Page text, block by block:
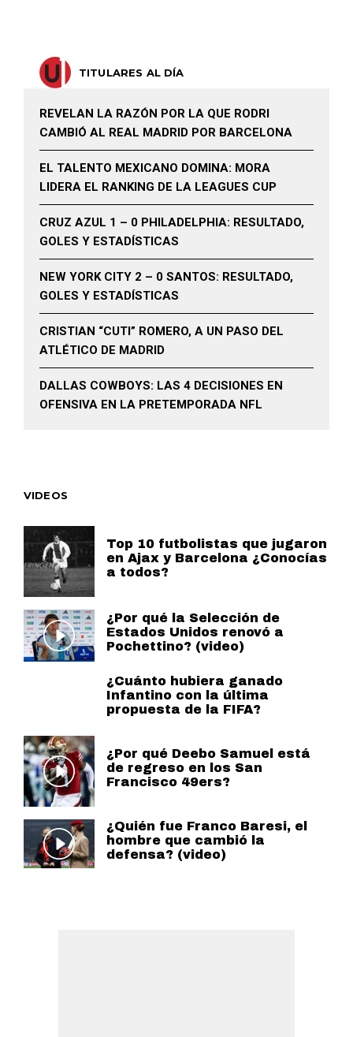
TITULARES AL DÍA
REVELAN LA RAZÓN POR LA QUE RODRI
CAMBIÓ AL REAL MADRID POR BARCELONA
EL TALENTO MEXICANO DOMINA: MORA
LIDERA EL RANKING DE LA LEAGUES CUP
CRUZ AZUL 1 – 0 PHILADELPHIA: RESULTADO,
GOLES Y ESTADÍSTICAS
NEW YORK CITY 2 – 0 SANTOS: RESULTADO,
GOLES Y ESTADÍSTICAS
CRISTIAN “CUTI” ROMERO, A UN PASO DEL
ATLÉTICO DE MADRID
DALLAS COWBOYS: LAS 4 DECISIONES EN
OFENSIVA EN LA PRETEMPORADA NFL
VIDEOS
Top 10 futbolistas que jugaron
en Ajax y Barcelona ¿Conocías
a todos?
¿Por qué la Selección de
Estados Unidos renovó a
Pochettino? (video)
¿Cuánto hubiera ganado
Infantino con la última
propuesta de la FIFA?
¿Por qué Deebo Samuel está
de regreso en los San
Francisco 49ers?
¿Quién fue Franco Baresi, el
hombre que cambió la
defensa? (video)